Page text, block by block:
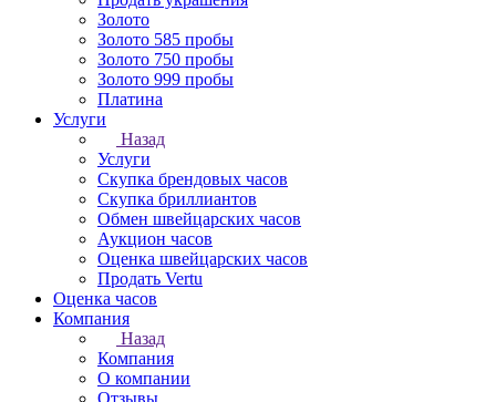
Золото
Золото 585 пробы
Золото 750 пробы
Золото 999 пробы
Платина
Услуги
Назад
Услуги
Скупка брендовых часов
Скупка бриллиантов
Обмен швейцарских часов
Аукцион часов
Оценка швейцарских часов
Продать Vertu
Оценка часов
Компания
Назад
Компания
О компании
Отзывы